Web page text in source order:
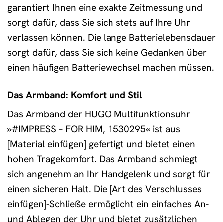
garantiert Ihnen eine exakte Zeitmessung und
sorgt dafür, dass Sie sich stets auf Ihre Uhr
verlassen können. Die lange Batterielebensdauer
sorgt dafür, dass Sie sich keine Gedanken über
einen häufigen Batteriewechsel machen müssen.
Das Armband: Komfort und Stil
Das Armband der HUGO Multifunktionsuhr
»#IMPRESS – FOR HIM, 1530295« ist aus
[Material einfügen] gefertigt und bietet einen
hohen Tragekomfort. Das Armband schmiegt
sich angenehm an Ihr Handgelenk und sorgt für
einen sicheren Halt. Die [Art des Verschlusses
einfügen]-Schließe ermöglicht ein einfaches An-
und Ablegen der Uhr und bietet zusätzlichen